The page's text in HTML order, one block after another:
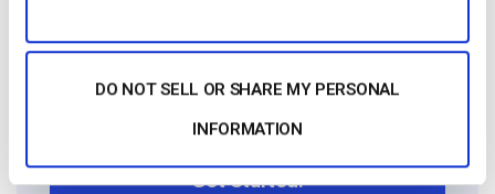
DO NOT SELL OR SHARE MY PERSONAL
INFORMATION
Free 14-Day Trial
Get Started!